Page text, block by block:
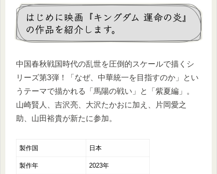
はじめに映画『キングダム 運命の炎』
の作品を紹介します。
中国春秋戦国時代の乱世を圧倒的スケールで描くシ
リーズ第3弾！「なぜ、中華統一を目指すのか」とい
うテーマで描かれる「馬陽の戦い」と「紫夏編」。
山崎賢人、吉沢亮、大沢たかおに加え、片岡愛之
助、山田裕貴が新たに参加。
製作国 日本
製作年 2023年